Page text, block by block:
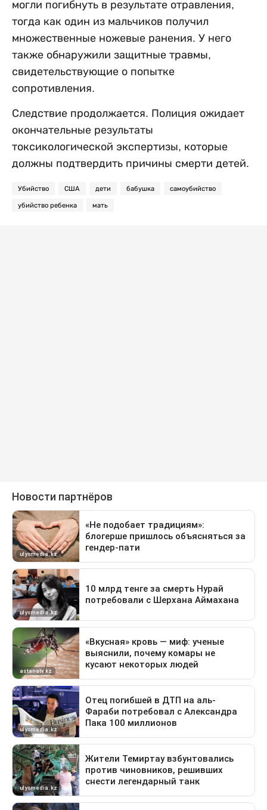
могли погибнуть в результате отравления,
тогда как один из мальчиков получил
множественные ножевые ранения. У него
также обнаружили защитные травмы,
свидетельствующие о попытке
сопротивления.
Следствие продолжается. Полиция ожидает
окончательные результаты
токсикологической экспертизы, которые
должны подтвердить причины смерти детей.
Убийство США дети бабушка самоубийство
убийство ребенка мать